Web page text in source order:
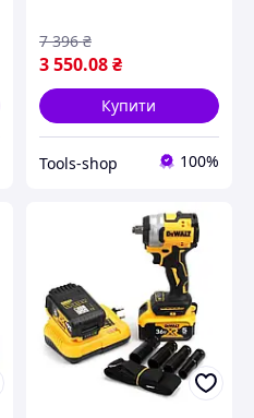
ремонтних робіт
3 550.08₴
7 396 ₴
Купити
Tools-shop 100%